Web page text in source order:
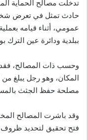
حادث تمثل في تعرض
عمومي، أثناء قيامه
ببلدية ودائرة عين الترك
وحسب ذات المصالح،
مصلحة حفظ الجثث
وقد باشرت المصالح
فتح تحقيق لتحديد